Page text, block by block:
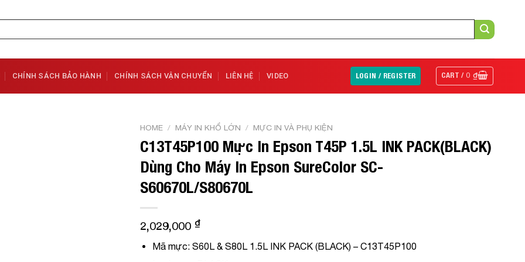
CHÍNH SÁCH BẢO HÀNH CHÍNH SÁCH VẬN CHUYỂN LIÊN HỆ VIDEO LOGIN / REGISTER CART /0₫
HOME / MÁY IN KHỔ LỚN / MỰC IN VÀ PHỤ KIỆN
C13T45P100 Mực In Epson T45P 1.5L INK PACK(BLACK)
Dùng Cho Máy In Epson SureColor SC-
S60670L/S80670L
2,029,000 ₫
Mã mực: S60L & S80L 1.5L INK PACK (BLACK) – C13T45P100